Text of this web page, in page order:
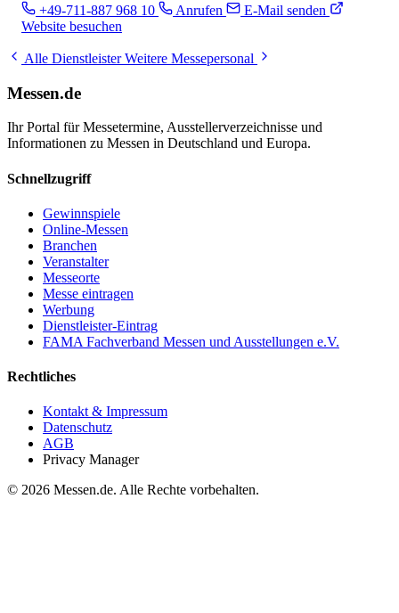
+49-711-887 968 10 Anrufen
E-Mail senden
Website besuchen
Alle DienstleisterWeitere Messepersonal
Messen.de
Ihr Portal für Messetermine, Ausstellerverzeichnisse und
Informationen zu Messen in Deutschland und Europa.
Schnellzugriff
Gewinnspiele
Online-Messen
Branchen
Veranstalter
Messeorte
Messe eintragen
Werbung
Dienstleister-Eintrag
FAMA Fachverband Messen und Ausstellungen e.V.
Rechtliches
Kontakt & Impressum
Datenschutz
AGB
Privacy Manager
© 2026 Messen.de. Alle Rechte vorbehalten.